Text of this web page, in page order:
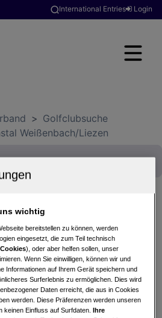
International Entries Login
> Golfclubsuche
Weißenbach/Liezen
10.Burg Strechau
Weißenbach/Liezen
Startzeiten
Nettowertung Statistik
wichtig
bereitstellen zu können, werden
eingesetzt, die zum Teil technisch
), oder aber helfen sollen, unser
Wenn Sie einwilligen, können wir und
Informationen auf Ihrem Gerät speichern und
Surferlebnis zu ermöglichen. Dies wird
Daten erreicht, die aus in Cookies
werden. Diese Präferenzen werden unseren
keinen Einfluss auf Surfdaten.Ihre